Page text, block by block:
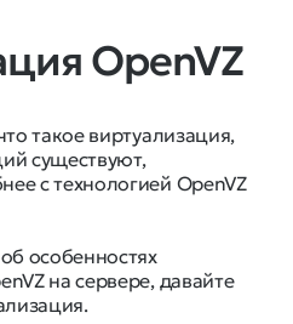
OpenVZ
такое виртуализация,
существуют,
с технологией OpenVZ
особенностях
на сервере, давайте